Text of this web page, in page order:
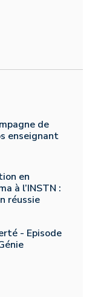
de
enseignant
en
à l’INSTN :
réussie
- Episode